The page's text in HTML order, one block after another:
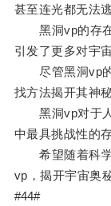
甚至连光都无法
黑洞vp的存在
引发了更多对宇
尽管黑洞vp的
找方法揭开其神
黑洞vp对于人
中最具挑战性的
希望随着科学
vp，揭开宇宙奥
#44#